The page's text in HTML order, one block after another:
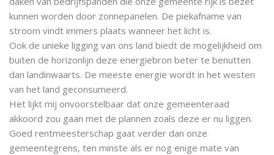
kunnen worden door zonnepanelen. De piekafname van
stroom vindt immers plaats wanneer het licht is.
Ook de unieke ligging van ons land biedt de mogelijkheid om
buiten de horizonlijn deze energiebron beter te benutten
dan landinwaarts. De meeste energie wordt in het westen
van het land geconsumeerd.
Het lijkt mij onvoorstelbaar dat onze gemeenteraad
akkoord zou gaan met de plannen zoals deze er nu liggen.
Goed rentmeesterschap gaat verder dan onze
gemeentegrens, ten minste als er nog enige mate van